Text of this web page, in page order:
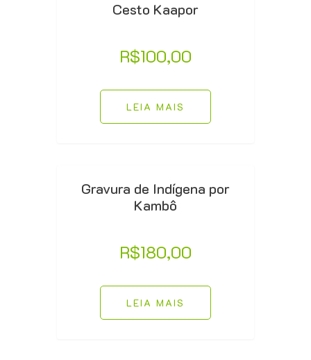
Cesto Kaapor
R$100,00
LEIA MAIS
Gravura de Indígena por
Kambô
R$180,00
LEIA MAIS